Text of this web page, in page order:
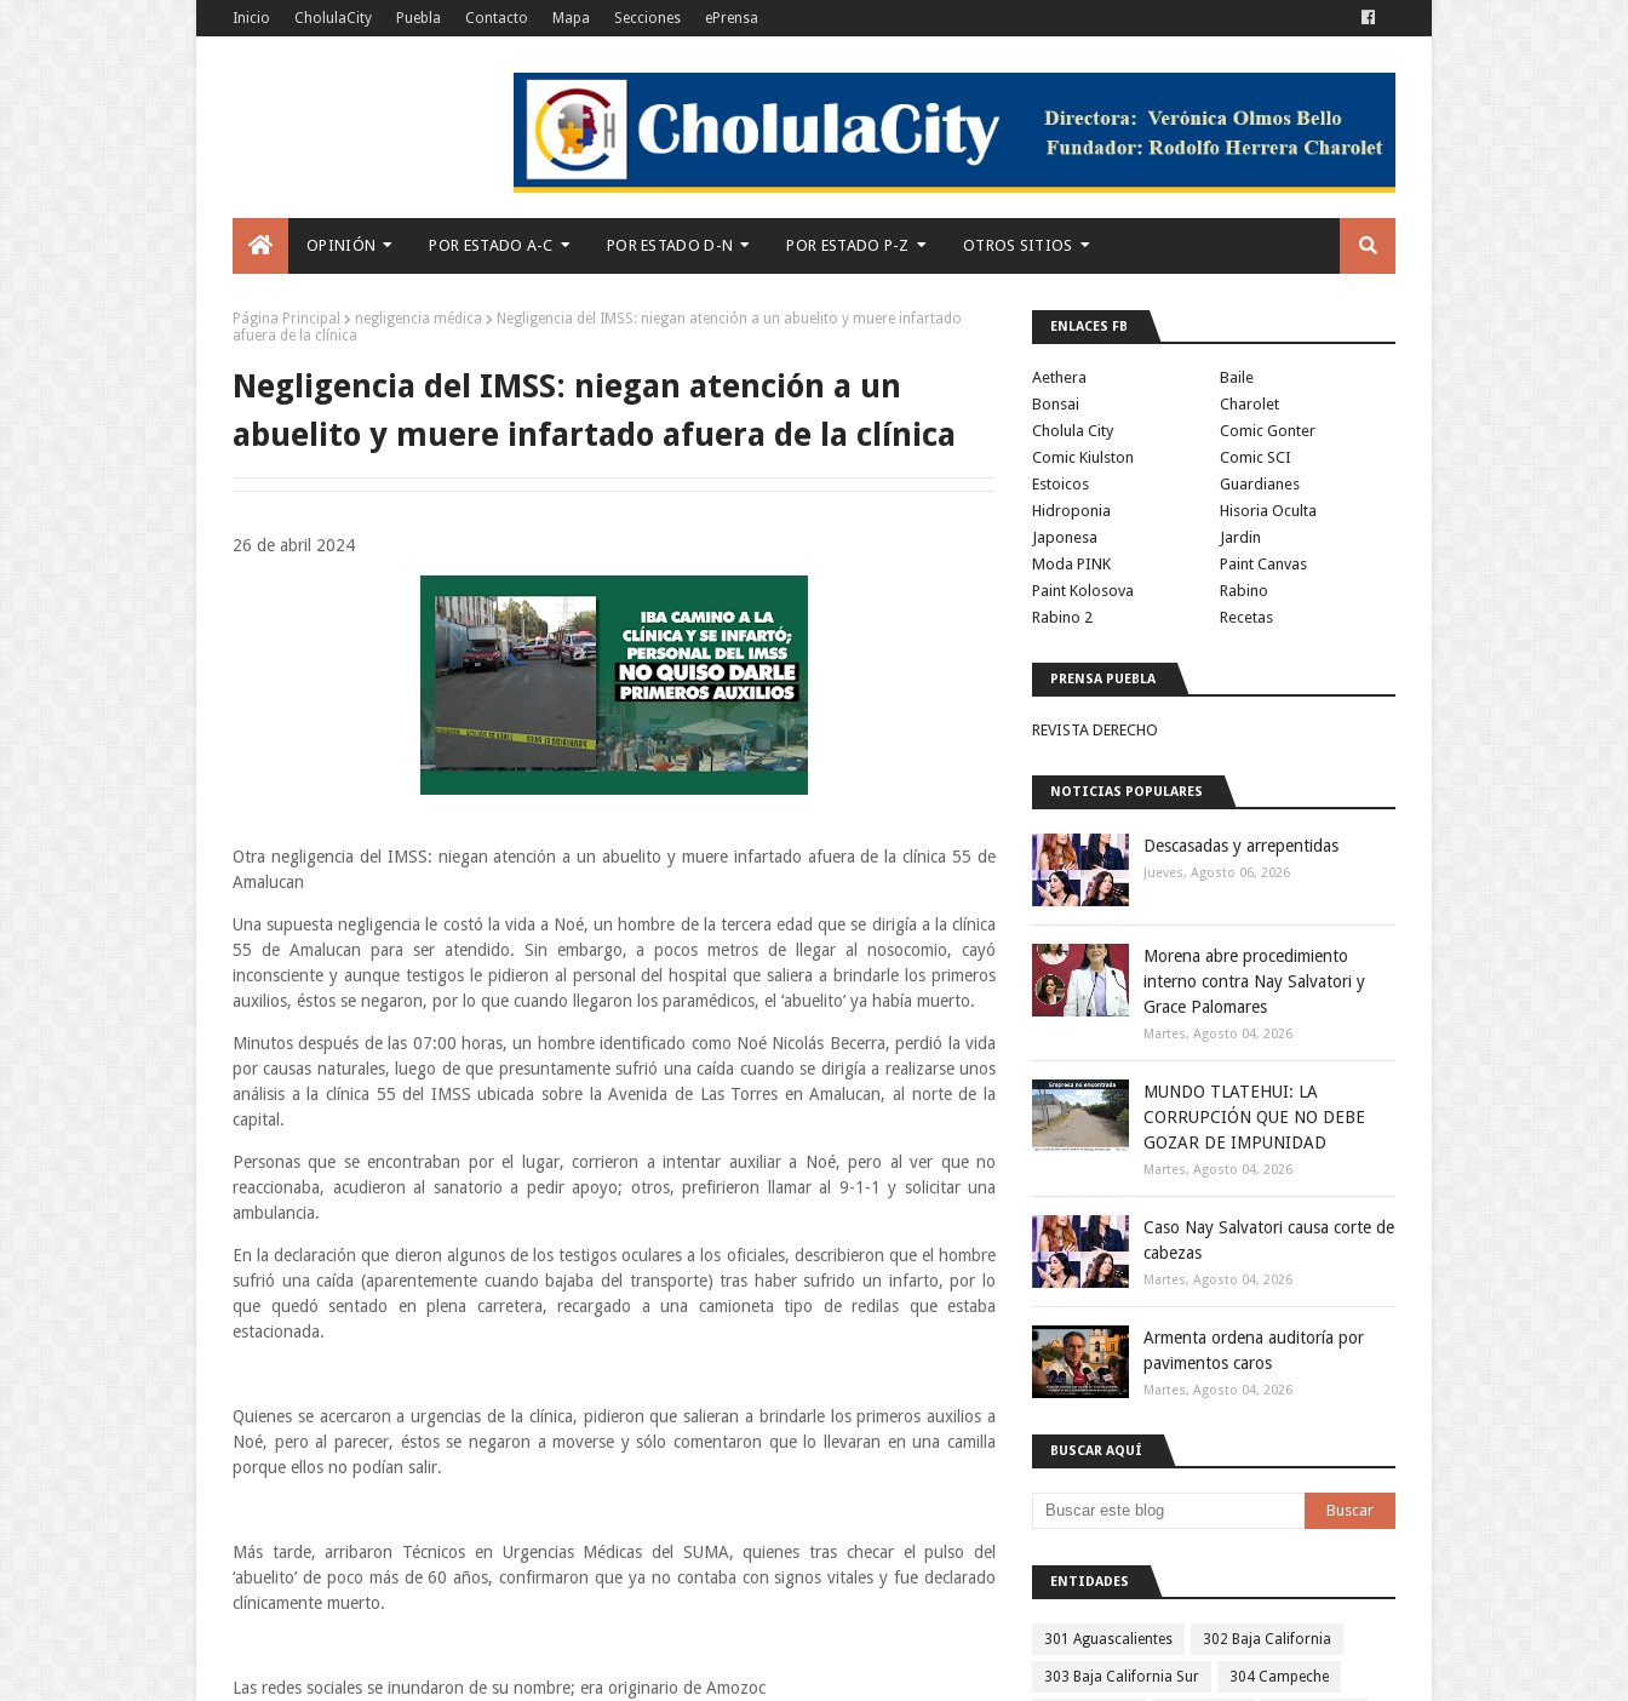
Inicio CholulaCity Puebla Contacto Mapa Secciones ePrensa
OPINIÓN POR ESTADO A-C POR ESTADO D-N POR ESTADO P-Z OTROS SITIOS
Página Principal negligencia médica
Negligencia del IMSS: niegan atención a un abuelito y muere infartado
afuera de la clínica
Negligencia del IMSS: niegan atención a un
abuelito y muere infartado afuera de la clínica
26 de abril 2024
Otra negligencia del IMSS: niegan atención a un abuelito y muere infartado afuera de la clínica 55 de
Amalucan
Una supuesta negligencia le costó la vida a Noé, un hombre de la tercera edad que se dirigía a la clínica
55 de Amalucan para ser atendido. Sin embargo, a pocos metros de llegar al nosocomio, cayó
inconsciente y aunque testigos le pidieron al personal del hospital que saliera a brindarle los primeros
auxilios, éstos se negaron, por lo que cuando llegaron los paramédicos, el ‘abuelito’ ya había muerto.
Minutos después de las 07:00 horas, un hombre identificado como Noé Nicolás Becerra, perdió la vida
por causas naturales, luego de que presuntamente sufrió una caída cuando se dirigía a realizarse unos
análisis a la clínica 55 del IMSS ubicada sobre la Avenida de Las Torres en Amalucan, al norte de la
capital.
Personas que se encontraban por el lugar, corrieron a intentar auxiliar a Noé, pero al ver que no
reaccionaba, acudieron al sanatorio a pedir apoyo; otros, prefirieron llamar al 9-1-1 y solicitar una
ambulancia.
En la declaración que dieron algunos de los testigos oculares a los oficiales, describieron que el hombre
sufrió una caída (aparentemente cuando bajaba del transporte) tras haber sufrido un infarto, por lo
que quedó sentado en plena carretera, recargado a una camioneta tipo de redilas que estaba
estacionada.
Quienes se acercaron a urgencias de la clínica, pidieron que salieran a brindarle los primeros auxilios a
Noé, pero al parecer, éstos se negaron a moverse y sólo comentaron que lo llevaran en una camilla
porque ellos no podían salir.
Más tarde, arribaron Técnicos en Urgencias Médicas del SUMA, quienes tras checar el pulso del
‘abuelito’ de poco más de 60 años, confirmaron que ya no contaba con signos vitales y fue declarado
clínicamente muerto.
Las redes sociales se inundaron de su nombre; era originario de Amozoc
ENLACES FB
Aethera
Baile
Bonsai
Charolet
Cholula City
Comic Gonter
Comic Kiulston
Comic SCI
Estoicos
Guardianes
Hidroponia
Hisoria Oculta
Japonesa
Jardin
Moda PINK
Paint Canvas
Paint Kolosova
Rabino
Rabino 2
Recetas
PRENSA PUEBLA
REVISTA DERECHO
NOTICIAS POPULARES
Descasadas y arrepentidas
Jueves, Agosto 06, 2026
Morena abre procedimiento
interno contra Nay Salvatori y
Grace Palomares
Martes, Agosto 04, 2026
MUNDO TLATEHUI: LA
CORRUPCIÓN QUE NO DEBE
GOZAR DE IMPUNIDAD
Martes, Agosto 04, 2026
Caso Nay Salvatori causa corte de
cabezas
Martes, Agosto 04, 2026
Armenta ordena auditoría por
pavimentos caros
Martes, Agosto 04, 2026
BUSCAR AQUÍ
ENTIDADES
301 Aguascalientes 302 Baja California
303 Baja California Sur 304 Campeche